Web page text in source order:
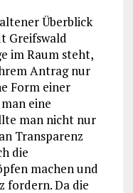
Überblick
Greifswald
im Raum steht,
Antrag nur
Form einer
eine
man nicht nur
Transparenz
die
machen und
fordern. Da die